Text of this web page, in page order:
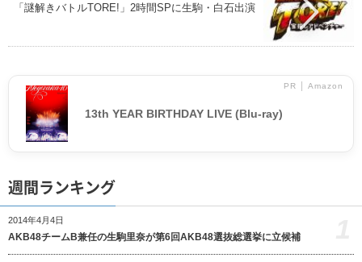
「謎解きバトルTORE!」2時間SPに生駒・白石出演
PR │ Amazon
13th YEAR BIRTHDAY LIVE (Blu-ray)
週間ランキング
2014年4月4日
AKB48チームB兼任の生駒里奈が第6回AKB48選抜総選挙に立候補